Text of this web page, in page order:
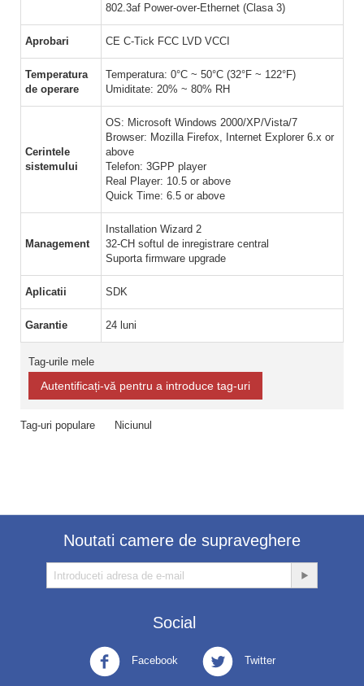
802.3af Power-over-Ethernet (Clasa 3)
Aprobari CE C-Tick FCC LVD VCCI
Temperatura
de operare
Temperatura: 0°C ~ 50°C (32°F ~ 122°F)
Umiditate: 20% ~ 80% RH
Cerintele
sistemului
OS: Microsoft Windows 2000/XP/Vista/7
Browser: Mozilla Firefox, Internet Explorer 6.x or
above
Telefon: 3GPP player
Real Player: 10.5 or above
Quick Time: 6.5 or above
Management
Installation Wizard 2
32-CH softul de inregistrare central
Suporta firmware upgrade
Aplicatii SDK
Garantie 24 luni
Tag-urile mele
Autentificați-vă pentru a introduce tag-uri
Tag-uri populare Niciunul
Noutati camere de supraveghere
Social
Facebook Twitter